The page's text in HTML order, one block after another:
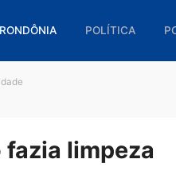
RONDÔNIA
fazia